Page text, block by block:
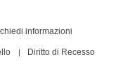
informazioni
Diritto di Recesso